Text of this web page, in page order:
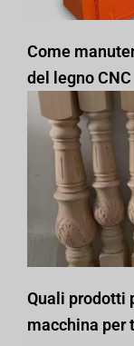
Come
del legno CNC
Quali prodotti
macchina per